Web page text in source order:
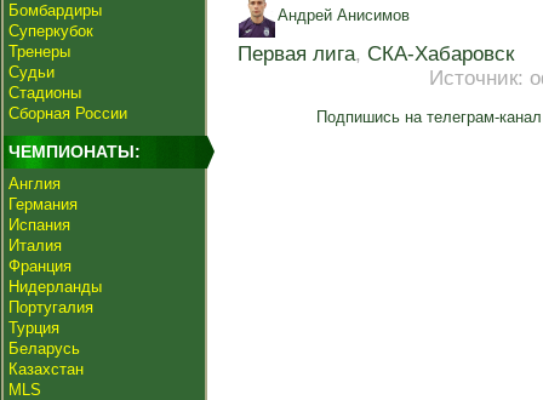
Бомбардиры
Суперкубок
Тренеры
Судьи
Стадионы
Сборная России
ЧЕМПИОНАТЫ:
Англия
Германия
Испания
Италия
Франция
Нидерланды
Португалия
Турция
Беларусь
Казахстан
MLS
Андрей Анисимов
Первая лига, СКА-Хабаровск
Источник:
Подпишись на телеграм-